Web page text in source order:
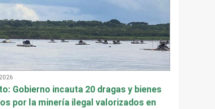
Gobierno incauta 20 dragas y bienes
por la minería ilegal valorizados en